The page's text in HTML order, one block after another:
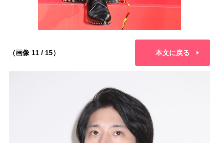
（画像 11 / 15） 本文に戻る